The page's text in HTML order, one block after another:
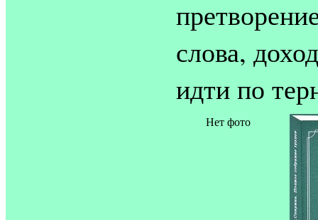
слова,
идти по
Нет фото